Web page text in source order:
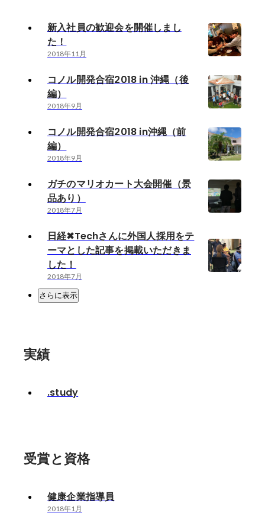
新入社員の歓迎会を開催しまし
た！
2018年11月
コノル開発合宿2018 in 沖縄（後
編）
2018年9月
コノル開発合宿2018 in沖縄（前
編）
2018年9月
ガチのマリオカート大会開催（景
品あり）
2018年7月
日経✖Techさんに外国人採用をテ
ーマとした記事を掲載いただきま
した！
2018年7月
さらに表示
実績
.study
受賞と資格
健康企業指導員
2018年1月